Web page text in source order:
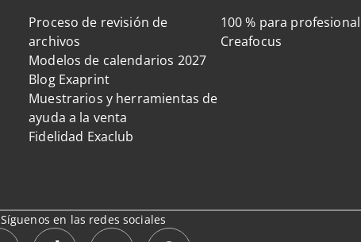
Proceso de revisión de
archivos
Modelos de calendarios 2027
Blog Exaprint
Muestrarios y herramientas de
ayuda a la venta
Fidelidad Exaclub
100 % para
Creafocus
Síguenos en las redes sociales